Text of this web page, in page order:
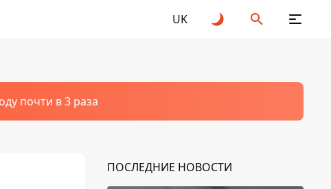
UK
почти в 3 раза
ПОСЛЕДНИЕ НОВОСТИ